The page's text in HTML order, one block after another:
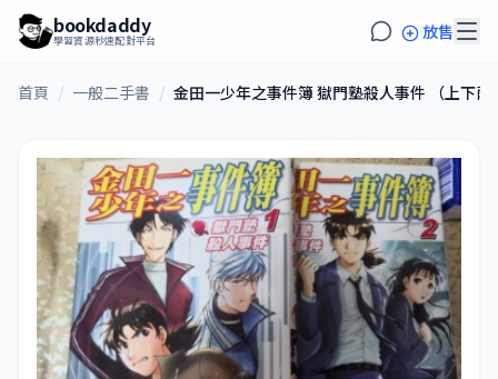
bookdaddy
學習資源秒速配對平台 放售
首頁 / 一般二手書 / 金田一少年之事件簿 獄門塾殺人事件 （上下兩